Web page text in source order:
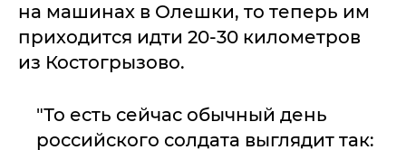
на машинах в Олешки, то теперь им
приходится идти 20-30 километров
из Костогрызово.
"То есть сейчас обычный день
российского солдата выглядит так: